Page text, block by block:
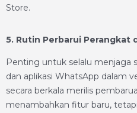
Store.
5. Rutin Perbarui Perangkat
Penting untuk selalu menjaga
dan aplikasi WhatsApp dalam
secara berkala merilis
menambahkan fitur baru,